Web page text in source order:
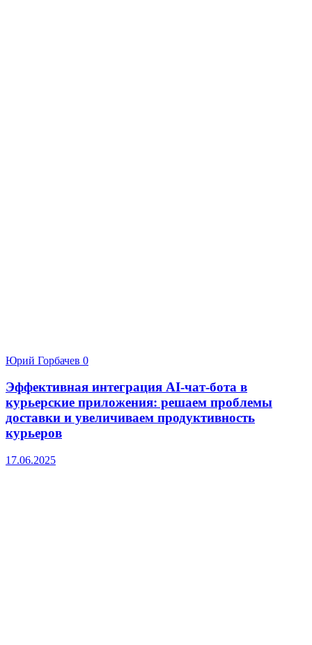
Юрий Горбачев 0
Эффективная интеграция AI-чат-бота в
курьерские приложения: решаем проблемы
доставки и увеличиваем продуктивность
курьеров
17.06.2025